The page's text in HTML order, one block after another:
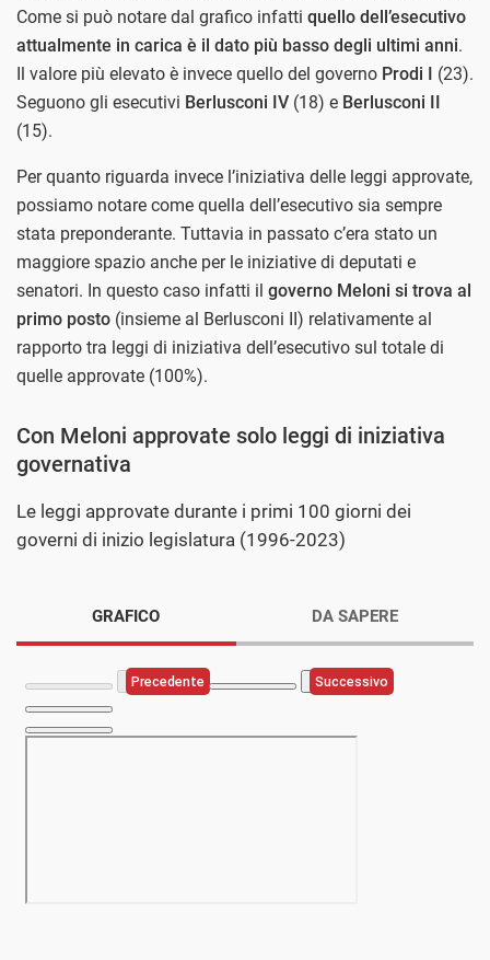
Come si può notare dal grafico infatti quello dell’esecutivo
attualmente in carica è il dato più basso degli ultimi anni.
Il valore più elevato è invece quello del governo Prodi I (23).
Seguono gli esecutivi Berlusconi IV (18) e Berlusconi II
(15).
Per quanto riguarda invece l’iniziativa delle leggi approvate,
possiamo notare come quella dell’esecutivo sia sempre
stata preponderante. Tuttavia in passato c’era stato un
maggiore spazio anche per le iniziative di deputati e
senatori. In questo caso infatti il governo Meloni si trova al
primo posto (insieme al Berlusconi II) relativamente al
rapporto tra leggi di iniziativa dell’esecutivo sul totale di
quelle approvate (100%).
Con Meloni approvate solo leggi di iniziativa
governativa
Le leggi approvate durante i primi 100 giorni dei
governi di inizio legislatura (1996-2023)
GRAFICO DA SAPERE